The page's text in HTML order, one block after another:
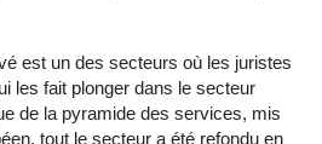
est un des secteurs où les juristes
les fait plonger dans le secteur
de la pyramide des services, mis
tout le secteur a été refondu en